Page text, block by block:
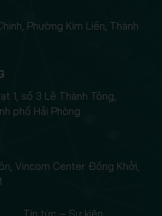
Phường Kim Liên, Thành
1, số 3 Lê Thành Tông,
phố Hải Phòng
Vincom Center Đồng Khởi,